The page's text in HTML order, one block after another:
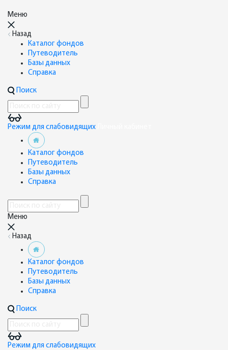
Меню
Назад
Каталог фондов
Путеводитель
Базы данных
Справка
Поиск
Режим для слабовидящих
Каталог фондов
Путеводитель
Базы данных
Справка
Меню
Назад
Каталог фондов
Путеводитель
Базы данных
Справка
Поиск
Режим для слабовидящих